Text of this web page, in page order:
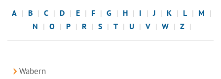
A B C D E F G H I J K L
M
N
O P R S T U V W Z
Wabern